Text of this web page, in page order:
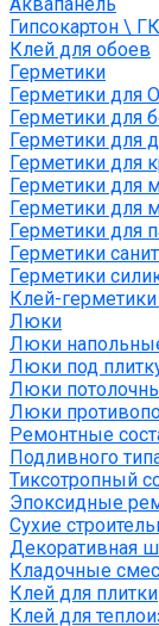
Гипсокартон \
Клей для обоев
Герметики
Герметики для
Герметики для
Герметики для
Герметики для
Герметики для
Герметики для
Герметики для
Герметики
Герметики
Клей-
Люки
Люки
Люки под
Люки
Люки
Ремонтные
Подливного
Тиксотропный
Эпоксидные
Сухие
Декоративная
Кладочные
Клей для плитки
Клей для